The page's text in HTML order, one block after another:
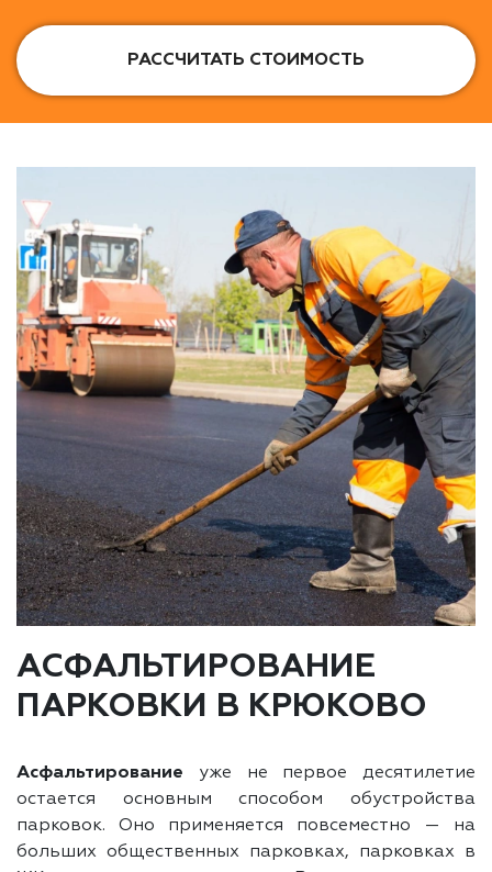
РАССЧИТАТЬ СТОИМОСТЬ
АСФАЛЬТИРОВАНИЕ
ПАРКОВКИ В КРЮКОВО
Асфальтирование уже не первое десятилетие
остается основным способом обустройства
парковок. Оно применяется повсеместно — на
больших общественных парковках, парковках в